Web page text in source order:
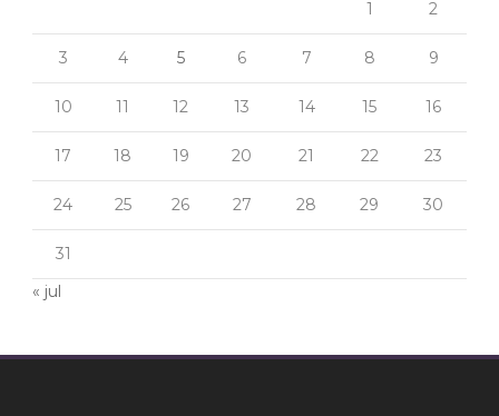
1 2
3 4 5 6 7 8 9
10 11 12 13 14 15 16
17 18 19 20 21 22 23
24 25 26 27 28 29 30
31
« jul